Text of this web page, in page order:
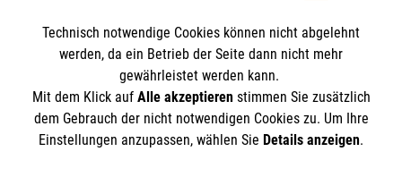
Bank: Pax-Bank für Kirche und Caritas eG
IBAN: DE97 3706 0120 1201 2025 20
BIC: GENODED1PA7
So finden Sie uns
Werlbergerstraße 3-5
86551 Aichach
Der Malteser Hilfsdienst e.V. ist als eingetragene
Technisch notwendige Cookies können nicht abgelehnt
werden, da ein Betrieb der Seite dann nicht mehr
gewährleistet werden kann.
Mit dem Klick auf Alle akzeptierenstimmen Sie zusätzlich
dem Gebrauch der nicht notwendigen Cookies zu. Um Ihre
Einstellungen anzupassen, wählen Sie Details anzeigen.